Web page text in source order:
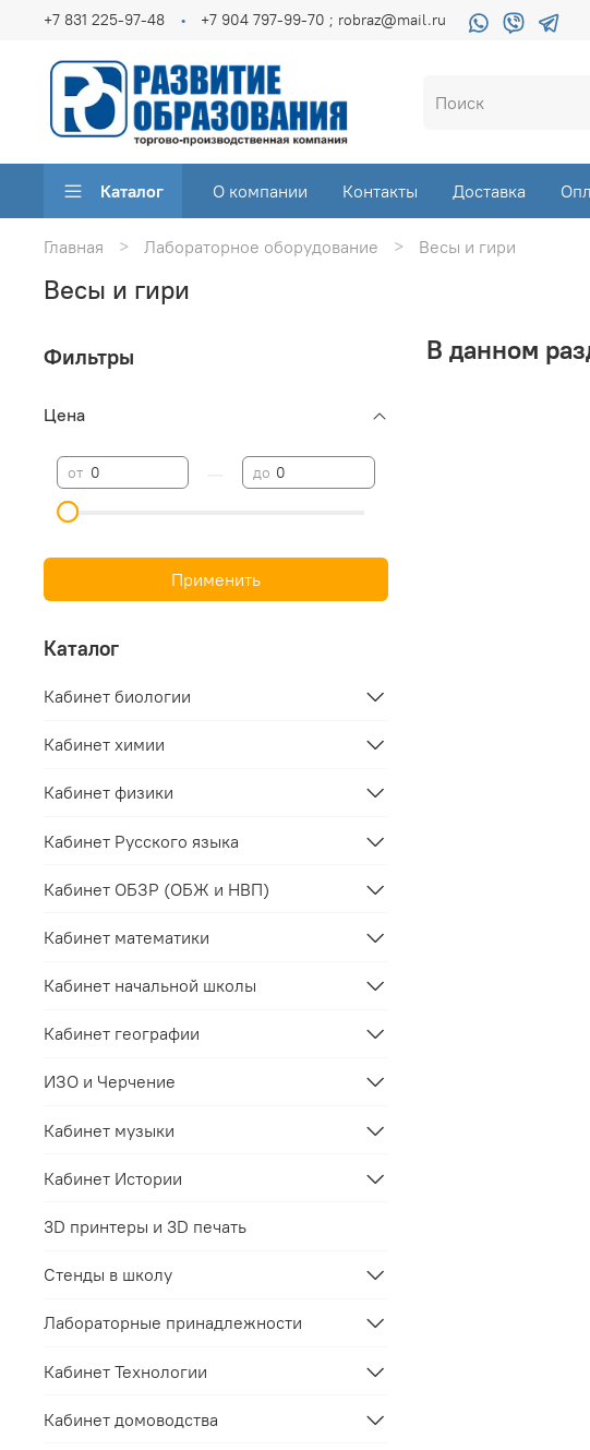
+7 831 225-97-48 +7 904 797-99-70 ; robraz@mail.ru
Каталог О компании Контакты Доставка
Главная Лабораторное оборудование Весы и гири
Весы и гири
В данном
Фильтры
Цена
от до
Применить
Каталог
Кабинет биологии
Кабинет химии
Кабинет физики
Кабинет Русского языка
Кабинет ОБЗР (ОБЖ и НВП)
Кабинет математики
Кабинет начальной школы
Кабинет географии
ИЗО и Черчение
Кабинет музыки
Кабинет Истории
3D принтеры и 3D печать
Стенды в школу
Лабораторные принадлежности
Кабинет Технологии
Кабинет домоводства